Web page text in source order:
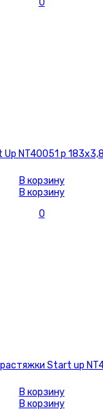
0
NT40051 р
В корзину
В корзину
0
Start up
В корзину
В корзину